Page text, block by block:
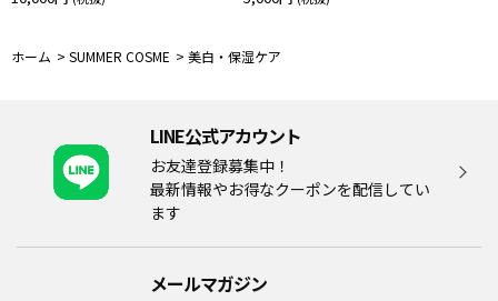
ホーム > SUMMER COSME > 美白・保湿ケア
LINE公式アカウント
お友達登録募集中！
最新情報やお得なクーポンを配信してい
ます
メールマガジン​